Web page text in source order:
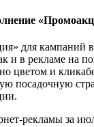
для кампаний
и в рекламе на
цветом и
посадочную